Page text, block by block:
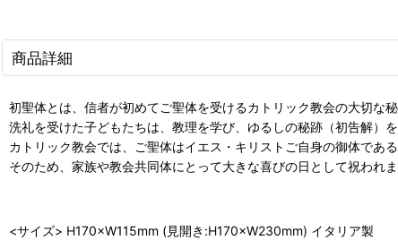
商品詳細
初聖体とは、信者が初めてご聖体を受けるカトリック教会の大切な秘
洗礼を受けた子どもたちは、教理を学び、ゆるしの秘跡（初告解）
カトリック教会では、ご聖体はイエス・キリストご自身の御体であ
そのため、家族や教会共同体にとって大きな喜びの日として祝われま
<サイズ> H170×W115mm (見開き:H170×W230mm) イタリア製